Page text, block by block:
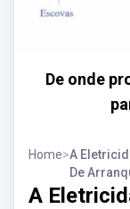
De onde
Home>A
De
A